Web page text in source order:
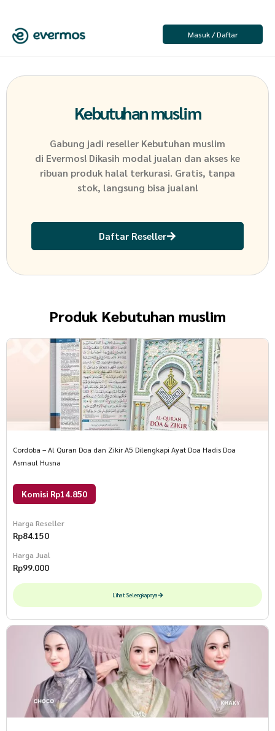
Masuk / Daftar
Kebutuhan muslim
Gabung jadi reseller Kebutuhan muslim
di Evermos! Dikasih modal jualan dan akses ke
ribuan produk halal terkurasi. Gratis, tanpa
stok, langsung bisa jualan!
Daftar Reseller
Produk Kebutuhan muslim
Cordoba – Al Quran Doa dan Zikir A5 Dilengkapi Ayat Doa Hadis Doa
Asmaul Husna
Komisi Rp14.850
Harga Reseller
Rp84.150
Harga Jual
Rp99.000
Lihat Selengkapnya